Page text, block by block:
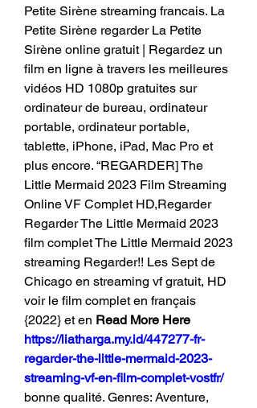
Petite Sirène streaming francais. La
Petite Sirène regarder La Petite
Sirène online gratuit | Regardez un
film en ligne à travers les meilleures
vidéos HD 1080p gratuites sur
ordinateur de bureau, ordinateur
portable, ordinateur portable,
tablette, iPhone, iPad, Mac Pro et
plus encore. “REGARDER] The
Little Mermaid 2023 Film Streaming
Online VF Complet HD,Regarder
Regarder The Little Mermaid 2023
film complet The Little Mermaid 2023
streaming Regarder!! Les Sept de
Chicago en streaming vf gratuit, HD
voir le film complet en français
{2022} et en
https://liatharga.my.id/447277-fr-
regarder-the-little-mermaid-2023-
streaming-vf-en-film-complet-vostfr/
bonne qualité. Genres: Aventure,